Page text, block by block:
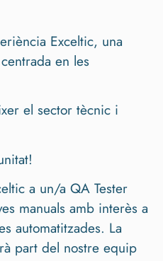
Exceltic, una
en les
el sector tècnic i
a un/a QA Tester
manuals amb interès a
automatitzades. La
part del nostre equip